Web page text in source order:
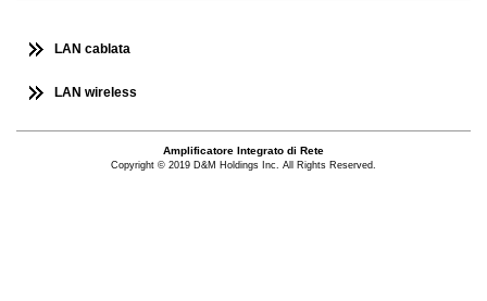
LAN cablata
LAN wireless
Amplificatore Integrato di Rete
Copyright © 2019 D&M Holdings Inc. All Rights Reserved.